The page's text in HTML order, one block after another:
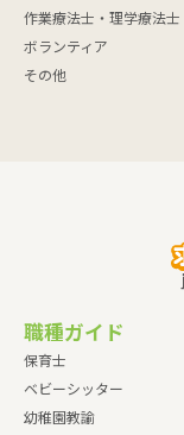
作業療法士・理学療法士
ボランティア
その他
職種ガイド
保育士
ベビーシッター
幼稚園教諭